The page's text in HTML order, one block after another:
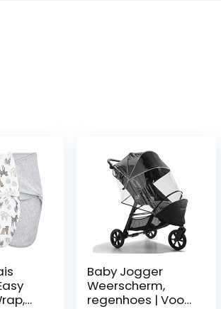
Baby Jogger
Weerscherm,
regenhoes | Voor